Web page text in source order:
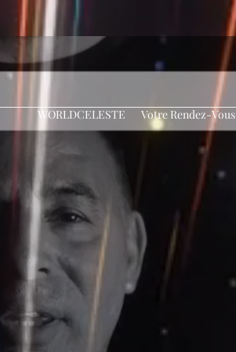
WORLDCELESTE Votre Rendez-Vous